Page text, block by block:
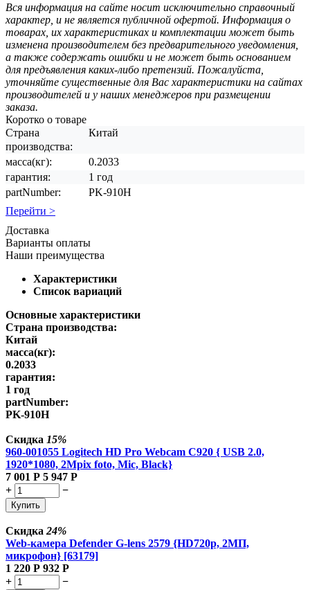
Вся информация на сайте носит исключительно справочный
характер, и не является публичной офертой. Информация о
товарах, их характеристиках и комплектации может быть
изменена производителем без предварительного уведомления,
а также содержать ошибки и не может быть основанием
для предъявления каких-либо претензий. Пожалуйста,
уточняйте существенные для Вас характеристики на сайтах
производителей и у наших менеджеров при размещении
заказа.
Коротко о товаре
Страна
производства:
Китай
масса(кг):
0.2033
гарантия:
1 год
partNumber:
PK-910H
Перейти >
Доставка
Варианты оплаты
Наши преимущества
Характеристики
Список вариаций
Основные характеристики
Страна производства:
Китай
масса(кг):
0.2033
гарантия:
1 год
partNumber:
PK-910H
Скидка 15%
960-001055 Logitech HD Pro Webcam C920 { USB 2.0,
1920*1080, 2Mpix foto, Mic, Black}
7 001 Р 5 947 Р
+
−
Купить
Скидка 24%
Web-камера Defender G-lens 2579 {HD720p, 2МП,
микрофон} [63179]
1 220 Р 932 Р
+
−